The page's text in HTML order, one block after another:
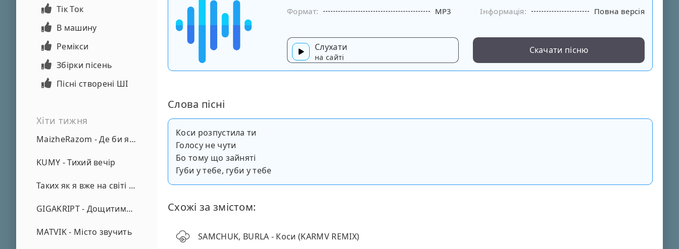
Тік Ток
В машину
Ремікси
Збірки пісень
Пісні створені ШІ
Хіти тижня
MaizheRazom - Де би я не був
KUMY - Тихий вечір
Таких як я вже на світі нема - А. Малярник
GIGAKRIPT - Дощитиме зима
MATVIK - Місто звучить
Формат:
MP3 Інформація: Повна версія
Слухати
на сайті
Скачати пісню
Слова пісні
Коси розпустила ти
Голосу не чути
Бо тому що зайняті
Губи у тебе, губи у тебе
Схожі за змістом:
SAMCHUK, BURLA - Коси (KARMV REMIX)